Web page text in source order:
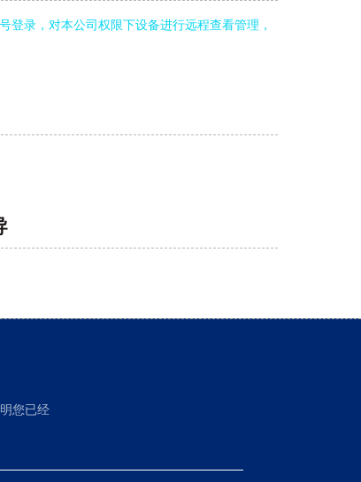
登录，对本公司权限下设备进行远程查看管理，
您已经